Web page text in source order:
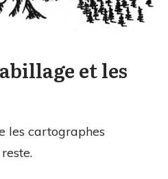
et les
les cartographes